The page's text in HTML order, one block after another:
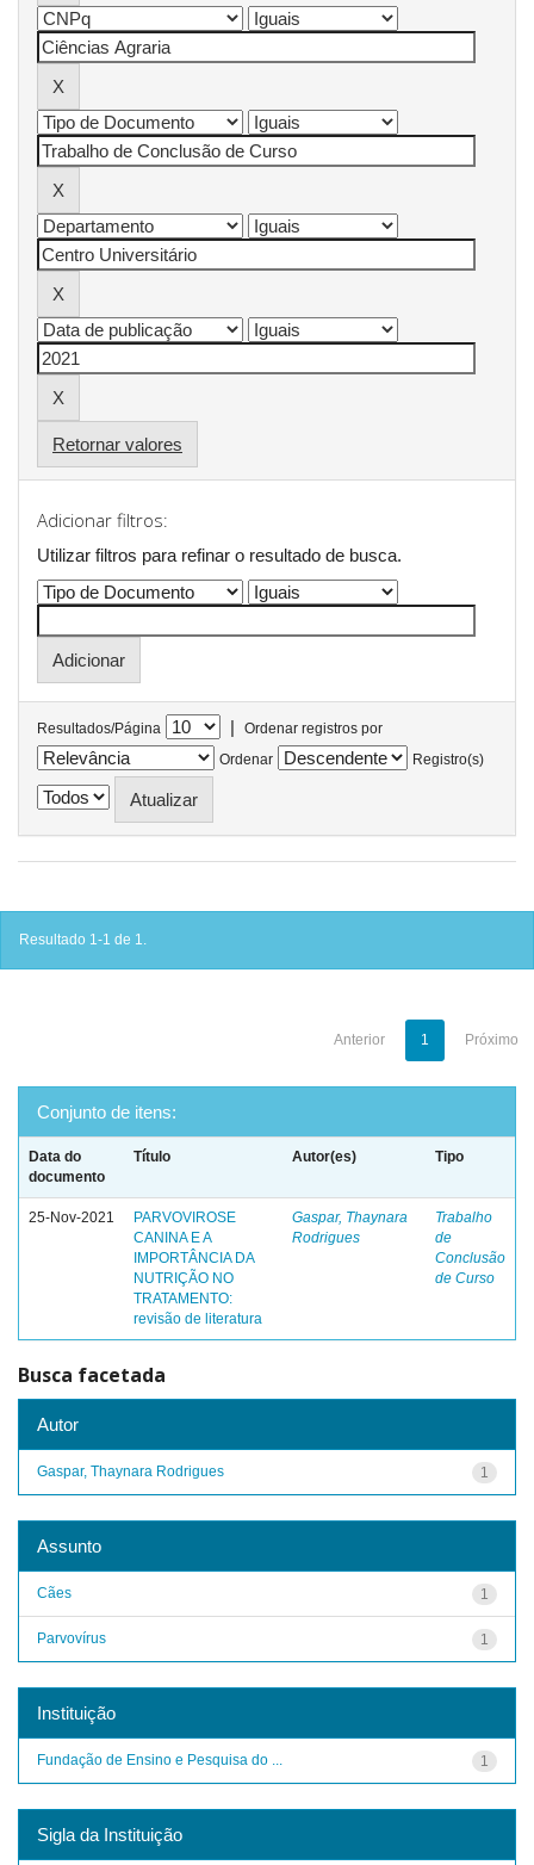
Retornar valores
Adicionar filtros:
Utilizar filtros para refinar o resultado de busca.
Resultados/Página |
Ordenar registros por
Ordenar
Registro(s)
Resultado 1-1 de 1.
Anterior 1 Próximo
Conjunto de itens:
Data do
documento
Título Autor(es) Tipo
25-Nov-2021
PARVOVIROSE
CANINA E A
IMPORTÂNCIA DA
NUTRIÇÃO NO
TRATAMENTO:
revisão de literatura
Gaspar, Thaynara
Rodrigues
Trabalho
de
Conclusão
de Curso
Busca facetada
Autor
1
Gaspar, Thaynara Rodrigues
Assunto
1
Cães
1
Parvovírus
Instituição
1
Fundação de Ensino e Pesquisa do ...
Sigla da Instituição